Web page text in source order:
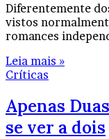
Diferentemente
vistos
romances
Leia mais »
Críticas
Apenas
se ver a dois